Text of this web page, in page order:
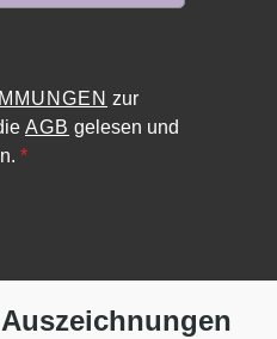
zur
AGB gelesen und
*
Auszeichnungen